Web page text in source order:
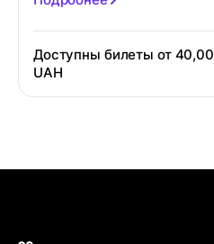
Доступны билеты от 40,00
UAH